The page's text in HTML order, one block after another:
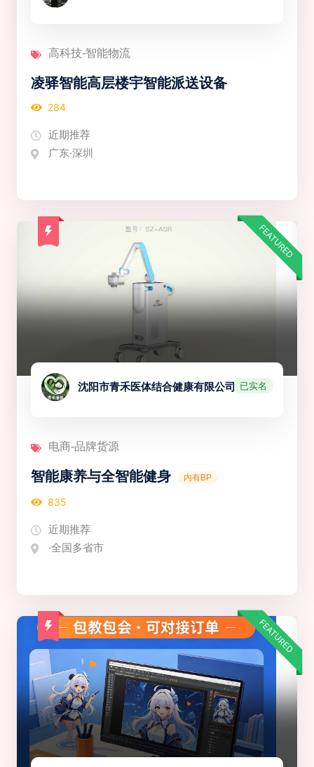
高科技-智能物流
凌驿智能高层楼宇智能派送设备
284
近期推荐
广东·深圳
FEATURED
沈阳市青禾医体结合健康有限公司 已实名
电商-品牌货源
智能康养与全智能健身 内有BP
835
近期推荐
·全国多省市
FEATURED